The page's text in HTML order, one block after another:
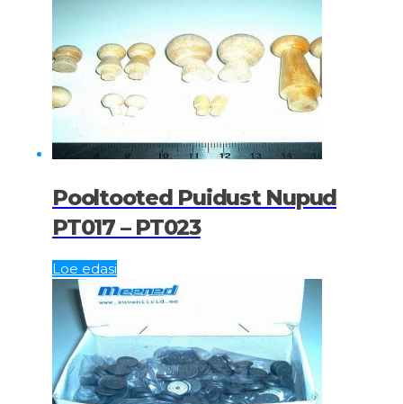
Pooltooted Puidust Nupud
PT017 – PT023
Loe edasi